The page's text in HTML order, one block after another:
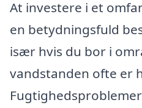
At investere i et
en betydningsfuld
især hvis du bor i
vandstanden ofte er